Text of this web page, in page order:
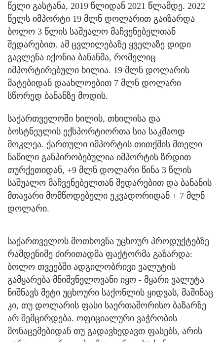
წელი გასტანა, 2019 წლიდან 2021 წლამდე. 2022
წელს იმპორტი 19 მლნ დოლარით გაიზარდა
ბოლო 3 წლის საშუალო მაჩვენებელთან
შედარებით. ამ ცვლილებაზე ყველაზე დიდი
გავლენა იქონია ბანანმა, რომელიც
იმპორტირებული ხილია. 19 მლნ დოლარის
მატებიდან დაახლოებით 7 მლნ დოლარი
სწორედ ბანანზე მოდის.
საქართველოში ხილის, თხილისა და
ბოსტნეულის ექსპორტიორთა სია საკმაოდ
მოკლეა. ქართული იმპორტის თითქმის მთელი
ნაწილი განპირობებულია იმპორტის ზრდით
თურქეთიდან, +9 მლნ დოლარი წინა 3 წლის
საშუალო მაჩვენებელთან შედარებით და ბანანის
მთავარი მომწოდებელი ეკვადორიდან + 7 მლნ
დოლარი.
საქართველოს მოთხოვნა უცხოურ პროდუქტებზე
რამდენიმე ძირითადმა ფაქტორმა გაზარდა:
ბოლო თვეებში ადგილობრივი ვალუტის
გამყარება მნიშვნელოვანი იყო - მყარი ვალუტა
ნიშნავს მეტი უცხოური საქონლის ყიდვას, მაშინაც
კი, თუ დოლარის ფასი საერთაშორისო ბაზარზე
არ შემცირდება. ოფიციალური ვაჭრობის
მონაცემებიდან თუ გადავხედავთ ფასებს, არის